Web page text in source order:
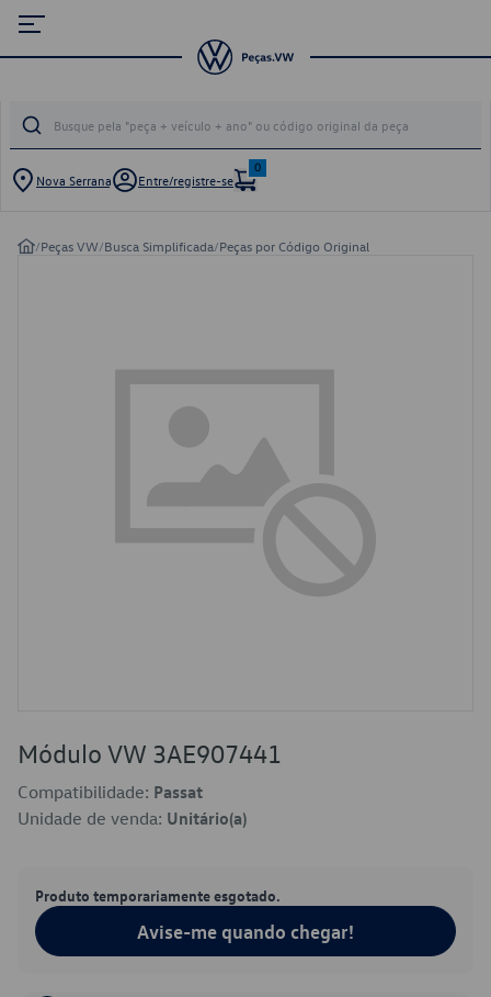
Nova Serrana Entre/registre-se
0
/Peças VW/Busca Simplificada/Peças por Código Original
Módulo VW 3AE907441
Compatibilidade: Passat
Unidade de venda: Unitário(a)
Produto temporariamente esgotado.
Avise-me quando chegar!